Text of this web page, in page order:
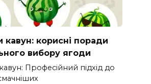
кавун: корисні поради
вибору ягоди
Професійний підхід до